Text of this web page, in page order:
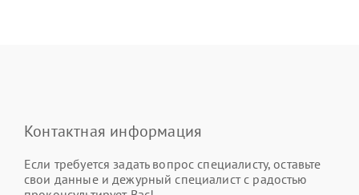
Контактная информация
Если требуется задать вопрос специалисту, оставьте
свои данные и дежурный специалист с радостью